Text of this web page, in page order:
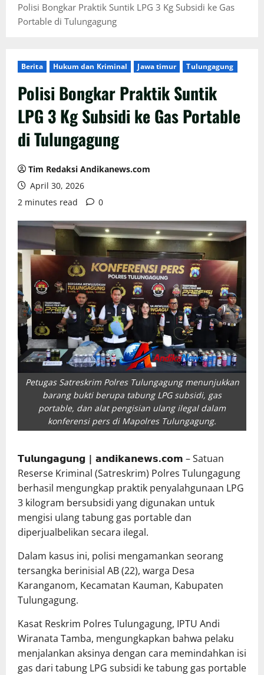
Polisi Bongkar Praktik Suntik LPG 3 Kg Subsidi ke Gas
Portable di Tulungagung
Berita Hukum dan Kriminal Jawa timur Tulungagung
Polisi Bongkar Praktik Suntik
LPG 3 Kg Subsidi ke Gas Portable
di Tulungagung
Tim Redaksi Andikanews.com
April 30, 2026
2 minutes read
0
Petugas Satreskrim Polres Tulungagung menunjukkan
barang bukti berupa tabung LPG subsidi, gas
portable, dan alat pengisian ulang ilegal dalam
konferensi pers di Mapolres Tulungagung.
𝗧𝘂𝗹𝘂𝗻𝗴𝗮𝗴𝘂𝗻𝗴 | 𝗮𝗻𝗱𝗶𝗸𝗮𝗻𝗲𝘄𝘀.𝗰𝗼𝗺 – Satuan
Reserse Kriminal (Satreskrim) Polres Tulungagung
berhasil mengungkap praktik penyalahgunaan LPG
3 kilogram bersubsidi yang digunakan untuk
mengisi ulang tabung gas portable dan
diperjualbelikan secara ilegal.
Dalam kasus ini, polisi mengamankan seorang
tersangka berinisial AB (22), warga Desa
Karanganom, Kecamatan Kauman, Kabupaten
Tulungagung.
Kasat Reskrim Polres Tulungagung, IPTU Andi
Wiranata Tamba, mengungkapkan bahwa pelaku
menjalankan aksinya dengan cara memindahkan isi
gas dari tabung LPG subsidi ke tabung gas portable